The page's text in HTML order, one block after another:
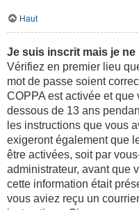
Haut
Je suis inscrit mais je
Vérifiez en premier lieu
mot de passe soient
COPPA est activée et
dessous de 13 ans
les instructions que vous
exigeront également que
être activées, soit par
administrateur, avant que
cette information était
vous aviez reçu un